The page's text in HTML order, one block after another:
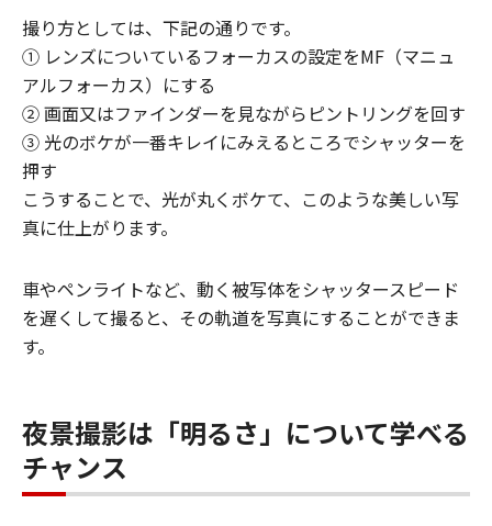
撮り方としては、下記の通りです。
① レンズについているフォーカスの設定をMF（マニュ
アルフォーカス）にする
② 画面又はファインダーを見ながらピントリングを回す
③ 光のボケが一番キレイにみえるところでシャッターを
押す
こうすることで、光が丸くボケて、このような美しい写
真に仕上がります。
車やペンライトなど、動く被写体をシャッタースピード
を遅くして撮ると、その軌道を写真にすることができま
す。
夜景撮影は「明るさ」について学べる
チャンス